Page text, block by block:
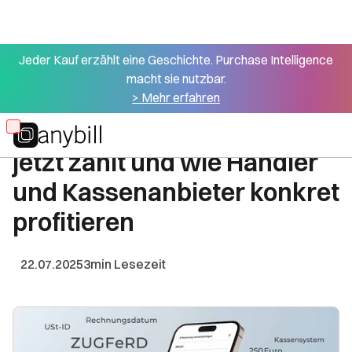
Jeder Kauf erzählt eine Geschichte. Purchase Intelligence
macht sie nutzbar.
> Mehr erfahren
Skip
to
main
content
E-Rechnung im Handel: Was
jetzt zählt und wie Händler
und Kassenanbieter konkret
profitieren
22.07.20253min Lesezeit